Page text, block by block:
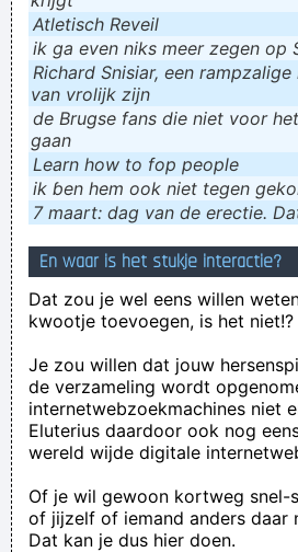
Atletisch Reveil
ik ga even niks meer zegen op
Richard Snisiar, een
van vrolijk zijn
de Brugse fans die niet voor
gaan
Learn how to fop people
ik ɓen hem ook niet tegen
7 maart: dag van de erectie.
En waar is het stukje interactie?
Dat zou je wel eens willen
kwootje toevoegen, is het niet!?
Je zou willen dat jouw
de verzameling wordt
internetwebzoekmachines niet
Eluterius daardoor ook nog
wereld wijde digitale
Of je wil gewoon kortweg snel-
of jijzelf of iemand anders daar
Dat kan je dus hier doen.